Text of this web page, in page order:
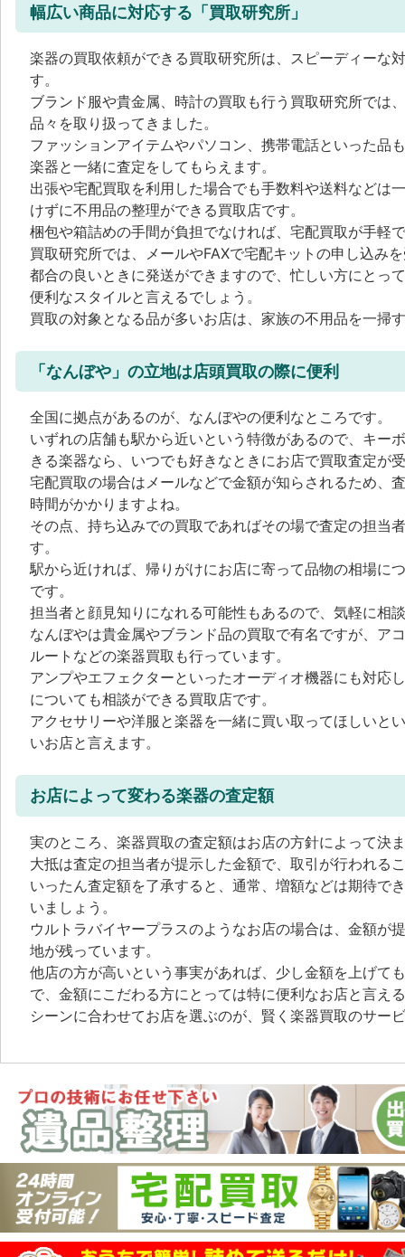
幅広い商品に対応する「買取研究所」
楽器の買取依頼ができる買取研究所は、スピーディーな
す。
ブランド服や貴金属、時計の買取も行う買取研究所では
品々を取り扱ってきました。
ファッションアイテムやパソコン、携帯電話といった品
楽器と一緒に査定をしてもらえます。
出張や宅配買取を利用した場合でも手数料や送料などは
けずに不用品の整理ができる買取店です。
梱包や箱詰めの手間が負担でなければ、宅配買取が手軽
買取研究所では、メールやFAXで宅配キットの申し込み
都合の良いときに発送ができますので、忙しい方にとっ
便利なスタイルと言えるでしょう。
買取の対象となる品が多いお店は、家族の不用品を一掃
「なんぼや」の立地は店頭買取の際に便利
全国に拠点があるのが、なんぼやの便利なところです。
いずれの店舗も駅から近いという特徴があるので、キー
きる楽器なら、いつでも好きなときにお店で買取査定が
宅配買取の場合はメールなどで金額が知らされるため、
時間がかかりますよね。
その点、持ち込みでの買取であればその場で査定の担当
す。
駅から近ければ、帰りがけにお店に寄って品物の相場に
です。
担当者と顔見知りになれる可能性もあるので、気軽に相
なんぼやは貴金属やブランド品の買取で有名ですが、ア
ルートなどの楽器買取も行っています。
アンプやエフェクターといったオーディオ機器にも対応
についても相談ができる買取店です。
アクセサリーや洋服と楽器を一緒に買い取ってほしいと
いお店と言えます。
お店によって変わる楽器の査定額
実のところ、楽器買取の査定額はお店の方針によって決
大抵は査定の担当者が提示した金額で、取引が行われる
いったん査定額を了承すると、通常、増額などは期待で
いましょう。
ウルトラバイヤープラスのようなお店の場合は、金額が
地が残っています。
他店の方が高いという事実があれば、少し金額を上げて
で、金額にこだわる方にとっては特に便利なお店と言え
シーンに合わせてお店を選ぶのが、賢く楽器買取のサー